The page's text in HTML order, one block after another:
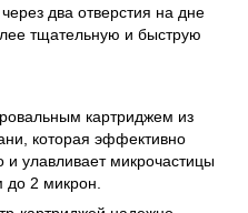
два отверстия на дне
тщательную и быструю
картриджем из
которая эффективно
и улавливает микрочастицы
2 микрон.